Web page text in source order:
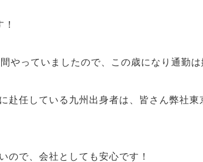
やっていましたので、この歳になり通勤は
赴任している九州出身者は、皆さん弊社
ので、会社としても安心です！